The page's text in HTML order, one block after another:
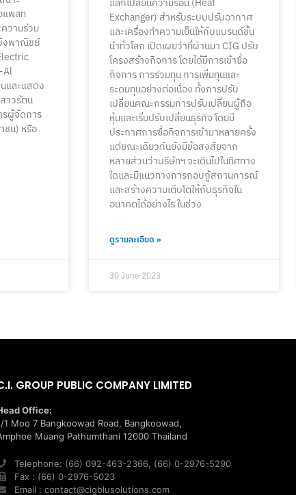
แพลท
วามร่วม
งพาณิชย์
Al
และแสดง
าวรัตน
รผู้จัดการ
ชน) หรือ
แลกเปลี่ยนความร้อน (Heat
Exchanger) สำหรับระบบปรับอากาศ
และเครื่องทำความเย็นให้กับแบรนด์ชั้น
นำทั่วโลก เปิดเผยว่าที่ผ่านมา CIG ปรับ
โครงสร้างกิจการ โดยได้มีการเข้าซื้อ
กิจการ การร่วมทุน การเพิ่มทุนและ
ระดมทุนอย่างต่อเนื่อง ทั้งการปรับ
เปลี่ยนคณะกรรมการปรับเปลี่ยนผู้ถือ
หุ้นและเริ่มปรับเปลี่ยนธุรกิจ โดยมี
ประกาศการซื้อกิจการเข้ามาหลายครั้ง
แต่ขณะเดียวกันยังมีข้อสงสัยจาก
หลายส่วนว่าบริษัทฯ จะเดินไปในทิศทาง
ใดและมีแนวทางการกอบกู้สถานการณ์
และสร้างความเติบโตให้กับธุรกิจใน
อนาคตได้อย่างไร ในช่วง
ดูรายละเอียด »
30 June 2023
GROUP PUBLIC COMPANY LIMITED
Office:
1 Moo 7 Bangkoowad Road, Bangkoowad,
Muang Pathumthani 12000 Thailand
Telephone: (66) 092-463-2366, (66) 0-2976-5290
Fax : (66) 0-2976-5023
Email : contact@cigblusolutions.com